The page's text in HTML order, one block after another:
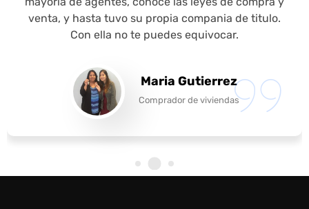
banco que le financió la casa sin problema. No
solo fue aprobada el mismo día que aplico pero el